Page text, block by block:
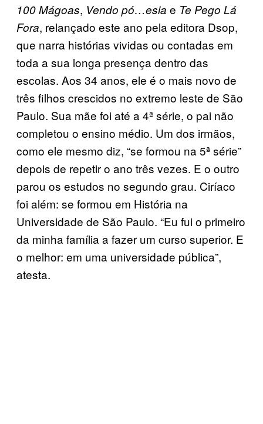
100 Mágoas, Vendo pó…esia e Te Pego Lá
Fora, relançado este ano pela editora Dsop,
que narra histórias vividas ou contadas em
toda a sua longa presença dentro das
escolas. Aos 34 anos, ele é o mais novo de
três filhos crescidos no extremo leste de São
Paulo. Sua mãe foi até a 4ª série, o pai não
completou o ensino médio. Um dos irmãos,
como ele mesmo diz, “se formou na 5ª série”
depois de repetir o ano três vezes. E o outro
parou os estudos no segundo grau. Ciríaco
foi além: se formou em História na
Universidade de São Paulo. “Eu fui o primeiro
da minha família a fazer um curso superior. E
o melhor: em uma universidade pública”,
atesta.